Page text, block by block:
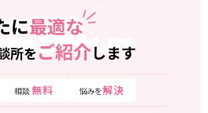
に最適な
所をご紹介します
に最適な
所をご紹介します
相談 無料 悩みを解決